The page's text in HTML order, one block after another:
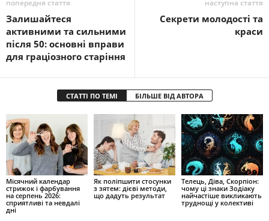
попередня стаття
Залишайтеся
активними та сильними
після 50: основні вправи
для граціозного старіння
наступна стаття
Секрети молодості та
краси
СТАТТІ ПО ТЕМІ БІЛЬШЕ ВІД АВТОРА
Місячний календар
стрижок і фарбування
на серпень 2026:
сприятливі та невдалі
дні
Як поліпшити стосунки
з зятем: дієві методи,
що дадуть результат
Телець, Діва, Скорпіон:
чому ці знаки Зодіаку
найчастіше викликають
труднощі у колективі